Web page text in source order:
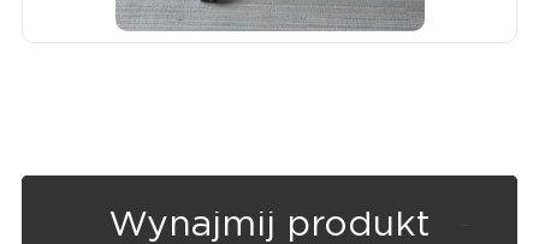
Wynajmij produkt